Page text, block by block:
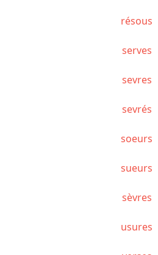
résous
serves
sevres
sevrés
soeurs
sueurs
sèvres
usures